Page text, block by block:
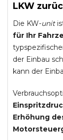
LKW
Die KW-unit
für Ihr
der Einbau
kann der
Erhöhung